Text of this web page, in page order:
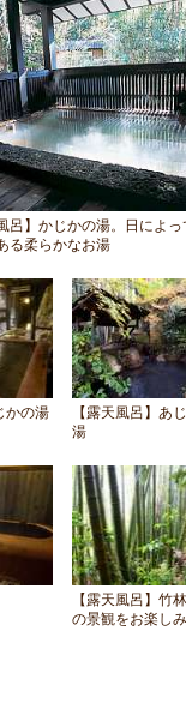
呂】かじかの湯。日によ
る柔らかなお湯
かの湯
【露天風呂】あ
湯
【露天風呂】竹
の景観をお楽し